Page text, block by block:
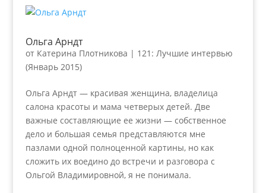
Ольга Арндт
от Катерина Плотникова | 121: Лучшие интервью
(Январь 2015)
Ольга Арндт — красивая женщина, владелица
салона красоты и мама четверых детей. Две
важные составляющие ее жизни — собственное
дело и большая семья представляются мне
пазлами одной полноценной картины, но как
сложить их воедино до встречи и разговора с
Ольгой Владимировной, я не понимала.